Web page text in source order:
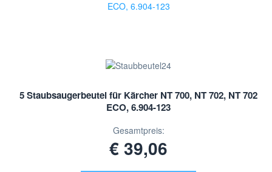
5 Staubsaugerbeutel für Kärcher NT 700, NT 702, NT 702
ECO, 6.904-123
Gesamtpreis:
€ 39,06